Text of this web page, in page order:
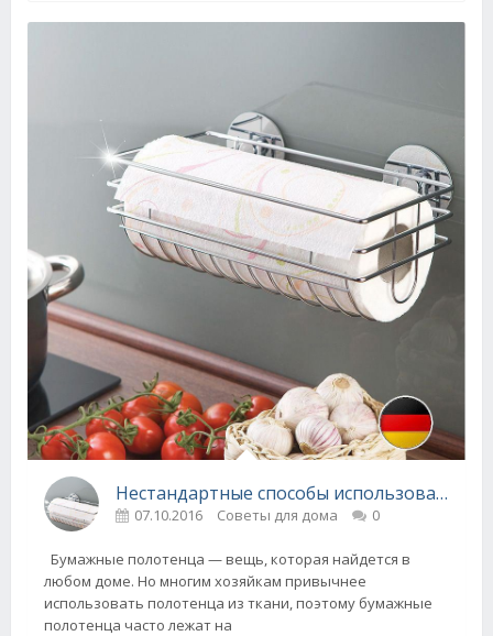
Нестандартные способы использования бумажных полотенец!
07.10.2016 Советы для дома 0
Бумажные полотенца — вещь, которая найдется в
любом доме. Но многим хозяйкам привычнее
использовать полотенца из ткани, поэтому бумажные
полотенца часто лежат на